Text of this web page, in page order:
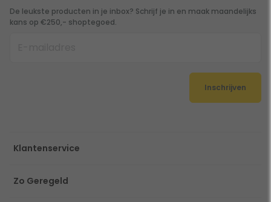
De leukste producten in je inbox? Schrijf je in en maak maandelijks
kans op €250,- shoptegoed.
Inschrijven
Klantenservice
Zo Geregeld